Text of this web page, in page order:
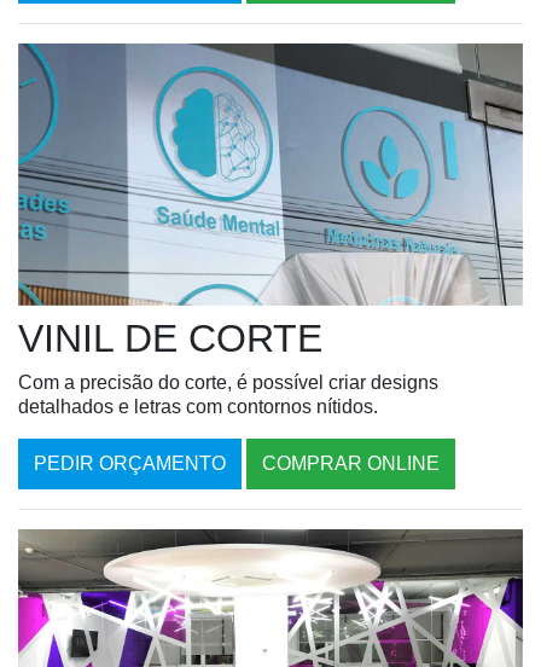
VINIL DE CORTE
Com a precisão do corte, é possível criar designs
detalhados e letras com contornos nítidos.
PEDIR ORÇAMENTO COMPRAR ONLINE